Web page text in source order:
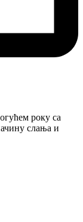
року са
слања и